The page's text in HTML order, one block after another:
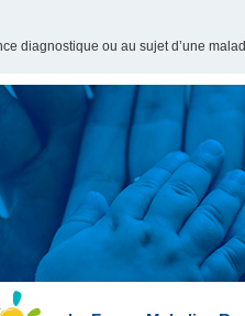
diagnostique ou au sujet d’une